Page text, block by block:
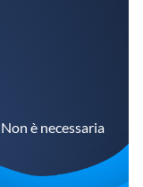
è necessaria